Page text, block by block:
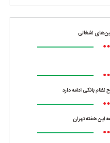
اشغالی
بانکی ادامه دارد
این هفته تهران